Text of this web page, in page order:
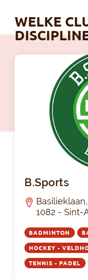
WELKE
B.Sports
1082 - Sint-
BADMINTON
HOCKEY -
TENNIS - PADEL